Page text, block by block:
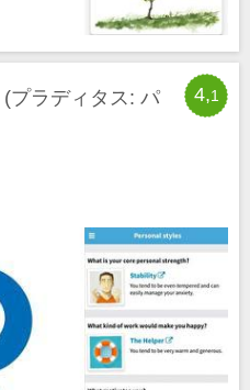
4,1
(プラディタス: パ